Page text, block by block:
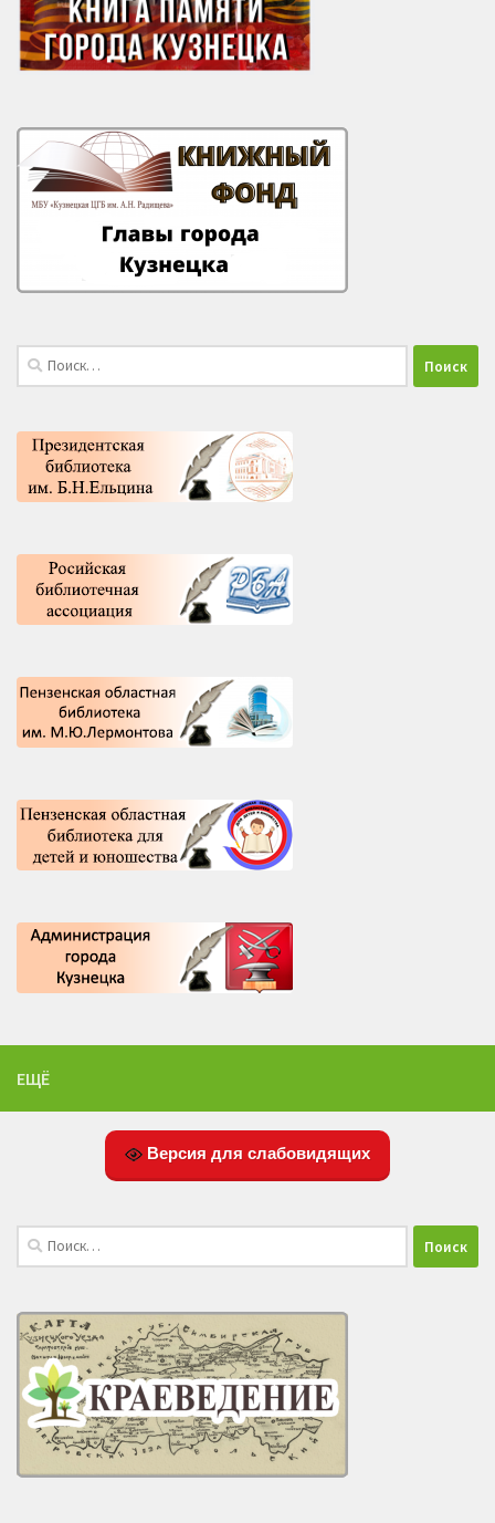
Найти:
ЕЩЁ
Версия для слабовидящих
Найти: